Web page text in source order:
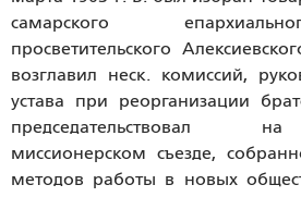
самарского
просветительского
возглавил неск. комиссий,
устава при реорганизации
председательствовал
миссионерском съезде,
методов работы в новых